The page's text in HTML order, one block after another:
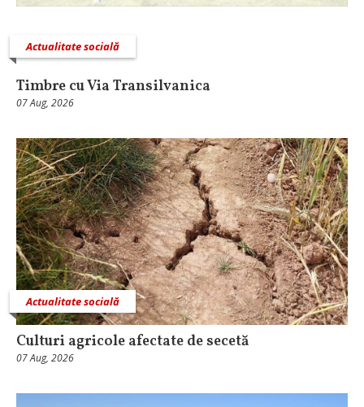
Actualitate socială
Timbre cu Via Transilvanica
07 Aug, 2026
Actualitate socială
Culturi agricole afectate de secetă
07 Aug, 2026